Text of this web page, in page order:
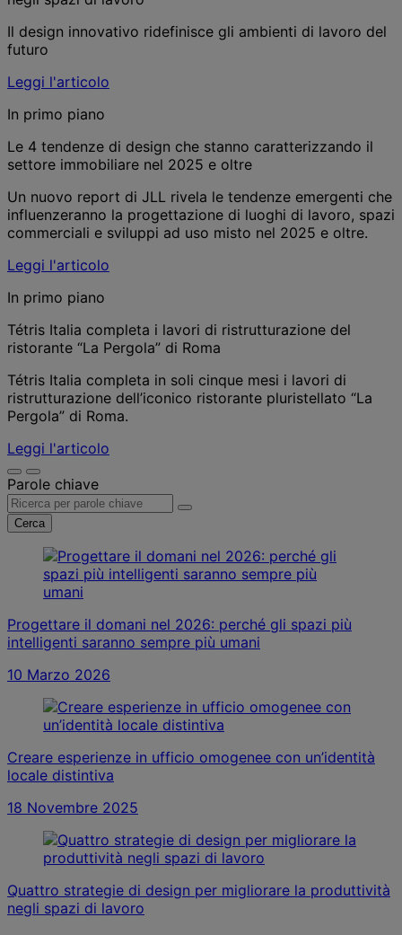
Il design innovativo ridefinisce gli ambienti di lavoro del
futuro
Leggi l'articolo
In primo piano
Le 4 tendenze di design che stanno caratterizzando il
settore immobiliare nel 2025 e oltre
Un nuovo report di JLL rivela le tendenze emergenti che
influenzeranno la progettazione di luoghi di lavoro, spazi
commerciali e sviluppi ad uso misto nel 2025 e oltre.
Leggi l'articolo
In primo piano
Tétris Italia completa i lavori di ristrutturazione del
ristorante “La Pergola” di Roma
Tétris Italia completa in soli cinque mesi i lavori di
ristrutturazione dell’iconico ristorante pluristellato “La
Pergola” di Roma.
Leggi l'articolo
Parole chiave
Cerca
Progettare il domani nel 2026: perché gli spazi più
intelligenti saranno sempre più umani
10 Marzo 2026
Creare esperienze in ufficio omogenee con un’identità
locale distintiva
18 Novembre 2025
Quattro strategie di design per migliorare la produttività
negli spazi di lavoro